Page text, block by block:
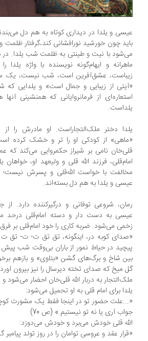
و یلدا در دیداری کوتاه به هم دل می‌بندند. از
چون خورشید نورافشانی کند،گرفتار ظلمت و
با نیت و طینتی به ظلمت شب یلدا. در همین
و ایهام‌گونه نویسنده با واژه یلدا را
عشق‌آفرین است، شب نیست، یک سره
از زیبایی و جمال است» و یلدایی که شب
از فرمانروایانی که همنشینی آنها
دختر ملک‌التجاراست. او مادرش را از دست
از کودکی او را تر و خشک کرده است. در
نامی بر شیراز حکمروایی می‌کند که عموی
فرزند ‌الله قلی و ولیعهد او، خواهان
با خواست ‌الله‌قلی و پسرش نیست؛ امام
و یلدا به هم دل بسته‌اند.
شروعی توفانی و درگیرکننده دارد. از جایی
به دست دار و دسته امام‌قلی درحد مرگ
می‌شود. ضربه کاری را خود امام‌قلی بر فرق
کوبه در، اینگونه، تق تق ت- ت- تق ت ت
در حیاط نمور از باران بی‌وقت شب پیش و
شاخ و برگ‌های گشن «بتاوی» و بازهم برخورد
میخ که صدای تخته دیرسال را نیز بیرون آورد.» (ص
به دربار‌ الله‌ قلی‌خان احضار می‌شود و
برای امام قلی به او تحمیل می‌شود:
حضور تو در اینجا فقط یک مشورت کوچک
آری یا نه تو نیستیم.» (ص 70)
قلی خودش می‌برد و خودش می‌دوزد:
عقد و عروسی توامان را در روز تولد پیامبر